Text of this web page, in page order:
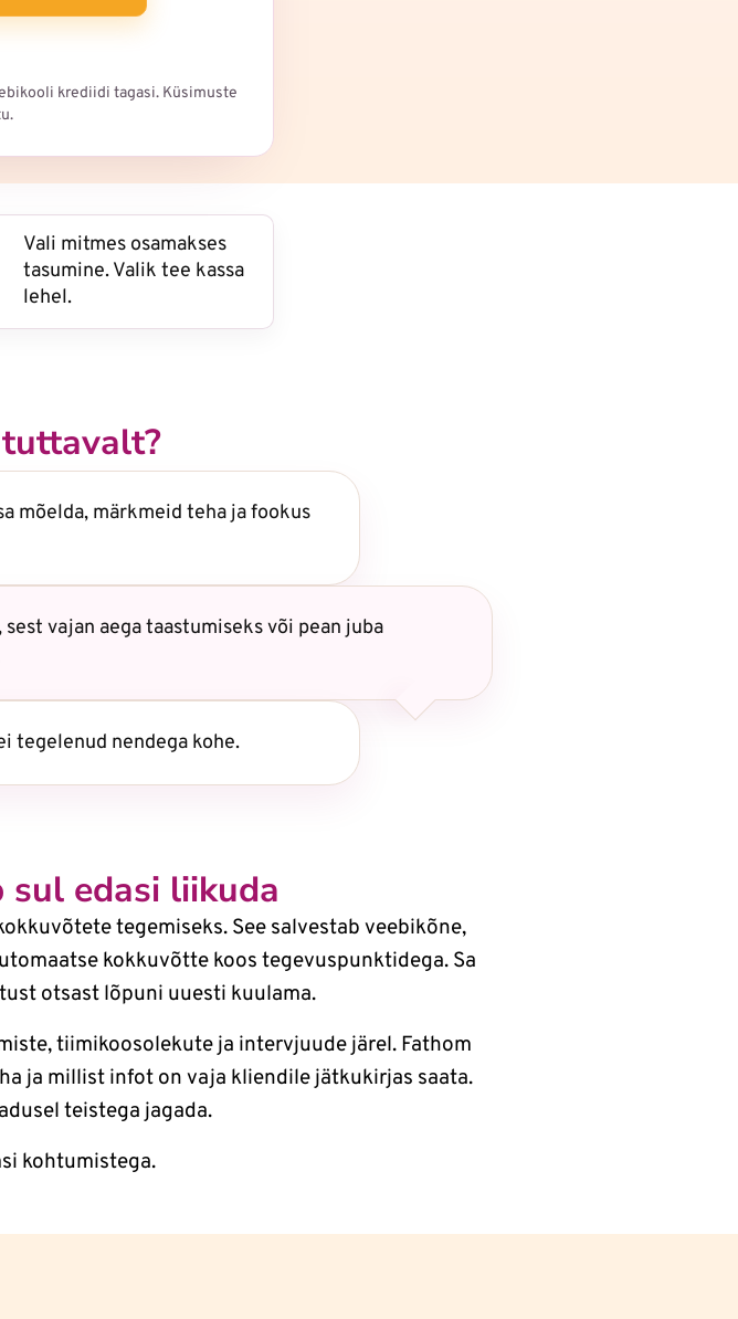
krediidi tagasi. Küsimuste
Vali mitmes osamakses
tasumine. Valik tee kassa
lehel.
mõelda, märkmeid teha ja fookus
vajan aega taastumiseks või pean juba
tegelenud nendega kohe.
sul edasi liikuda
tegemiseks. See salvestab veebikõne,
kokkuvõtte koos tegevuspunktidega. Sa
otsast lõpuni uuesti kuulama.
tiimikoosolekute ja intervjuude järel. Fathom
ja millist infot on vaja kliendile jätkukirjas saata.
teistega jagada.
kohtumistega.